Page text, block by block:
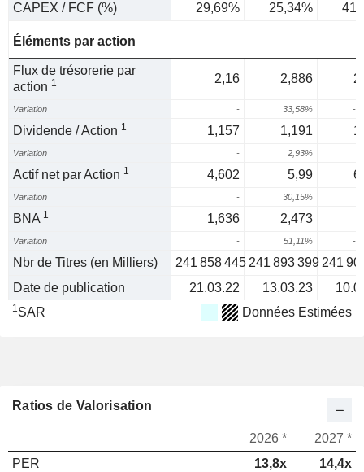
CAPEX / FCF (%)
29,69% 25,34%
Éléments par action
Flux de trésorerie par
action 1 2,16 2,886
Variation - 33,58% -
Dividende / Action 1 1,157 1,191
Variation - 2,93%
Actif net par Action 1 4,602 5,99
Variation - 30,15%
BNA 1 1,636 2,473
Variation - 51,11% -
Nbr de Titres (en Milliers) 241 858 445 241 893 399 241
Date de publication
21.03.22 13.03.23
1SAR Données Estimées
Ratios de Valorisation
2026 *
2027 *
PER
13,8x 14,4x